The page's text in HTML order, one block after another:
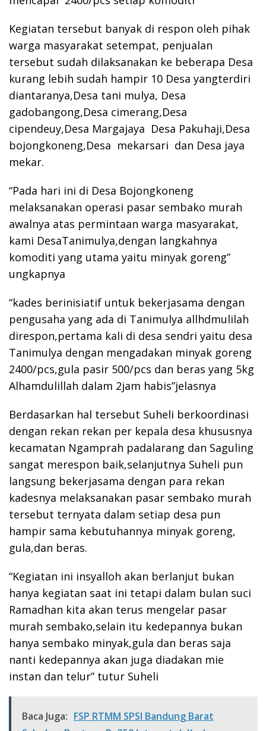
Kegiatan tersebut banyak di respon oleh pihak
warga masyarakat setempat, penjualan
tersebut sudah dilaksanakan ke beberapa Desa
kurang lebih sudah hampir 10 Desa yangterdiri
diantaranya,Desa tani mulya, Desa
gadobangong,Desa cimerang,Desa
cipendeuy,Desa Margajaya Desa Pakuhaji,Desa
bojongkoneng,Desa mekarsari dan Desa jaya
mekar.
“Pada hari ini di Desa Bojongkoneng
melaksanakan operasi pasar sembako murah
awalnya atas permintaan warga masyarakat,
kami DesaTanimulya,dengan langkahnya
komoditi yang utama yaitu minyak goreng”
ungkapnya
“kades berinisiatif untuk bekerjasama dengan
pengusaha yang ada di Tanimulya allhdmulilah
direspon,pertama kali di desa sendri yaitu desa
Tanimulya dengan mengadakan minyak goreng
2400/pcs,gula pasir 500/pcs dan beras yang 5kg
Alhamdulillah dalam 2jam habis”jelasnya
Berdasarkan hal tersebut Suheli berkoordinasi
dengan rekan rekan per kepala desa khususnya
kecamatan Ngamprah padalarang dan Saguling
sangat merespon baik,selanjutnya Suheli pun
langsung bekerjasama dengan para rekan
kadesnya melaksanakan pasar sembako murah
tersebut ternyata dalam setiap desa pun
hampir sama kebutuhannya minyak goreng,
gula,dan beras.
“Kegiatan ini insyalloh akan berlanjut bukan
hanya kegiatan saat ini tetapi dalam bulan suci
Ramadhan kita akan terus mengelar pasar
murah sembako,selain itu kedepannya bukan
hanya sembako minyak,gula dan beras saja
nanti kedepannya akan juga diadakan mie
instan dan telur” tutur Suheli
Baca Juga: FSP RTMM SPSI Bandung Barat